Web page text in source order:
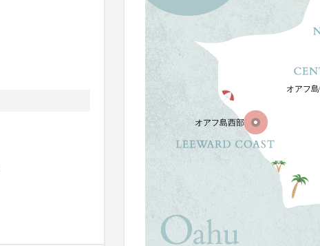
オアフ島西部
オアフ